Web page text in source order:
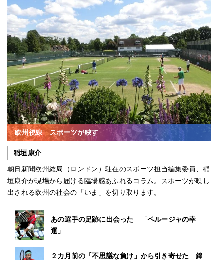
欧州視線 スポーツが映す
稲垣康介
朝日新聞欧州総局（ロンドン）駐在のスポーツ担当編集委員、稲
垣康介が現場から届ける臨場感あふれるコラム。スポーツが映し
出される欧州の社会の「いま」を切り取ります。
あの選手の足跡に出会った 「ペルージャの幸
運」
２カ月前の「不思議な負け」から引き寄せた 錦